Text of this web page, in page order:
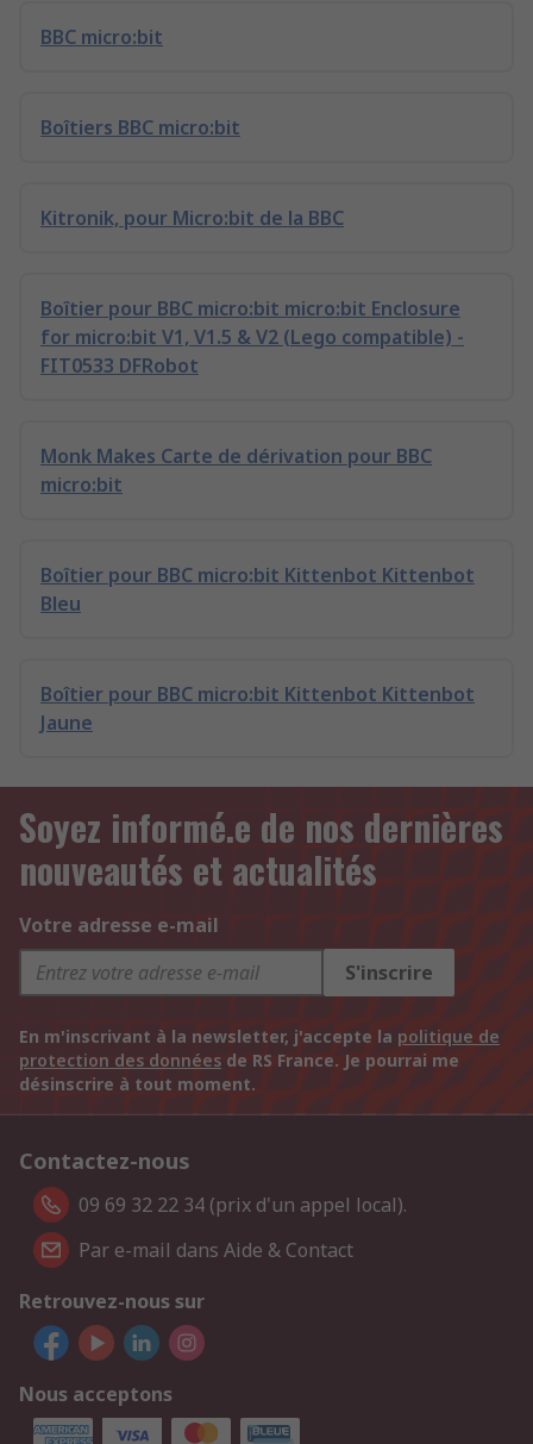
BBC micro:bit
Boîtiers BBC micro:bit
Kitronik, pour Micro:bit de la BBC
Boîtier pour BBC micro:bit micro:bit Enclosure
for micro:bit V1, V1.5 & V2 (Lego compatible) -
FIT0533 DFRobot
Monk Makes Carte de dérivation pour BBC
micro:bit
Boîtier pour BBC micro:bit Kittenbot Kittenbot
Bleu
Boîtier pour BBC micro:bit Kittenbot Kittenbot
Jaune
Soyez informé.e de nos dernières
nouveautés et actualités
Votre adresse e-mail
S'inscrire
En m'inscrivant à la newsletter, j'accepte la politique de
protection des données de RS France. Je pourrai me
désinscrire à tout moment.
Contactez-nous
09 69 32 22 34 (prix d'un appel local).
Par e-mail dans Aide & Contact
Retrouvez-nous sur
Nous acceptons